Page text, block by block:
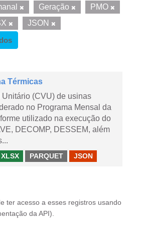
Geração
PMO
JSON
Térmicas
(CVU) de usinas
no Programa Mensal da
utilizado na execução do
DECOMP, DESSEM, além
XLSX PARQUET JSON
ter acesso a esses registros usando
da API ).